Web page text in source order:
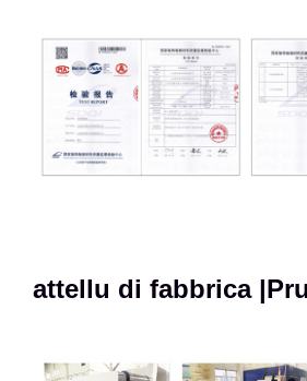
attellu di fabbrica